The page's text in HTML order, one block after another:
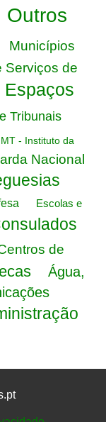
Outros
Municípios
Serviços de
Espaços
Tribunais
- Instituto da
Nacional
Escolas e
de
Água,